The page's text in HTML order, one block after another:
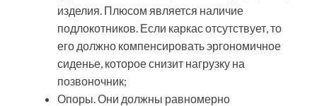
изделия. Плюсом является наличие
подлокотников. Если каркас отсутствует, то
его должно компенсировать эргономичное
сиденье, которое снизит нагрузку на
позвоночник;
Опоры. Они должны равномерно